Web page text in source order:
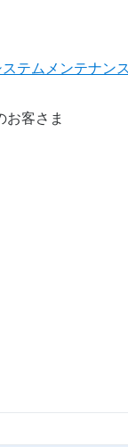
テムメンテナン
お客さま